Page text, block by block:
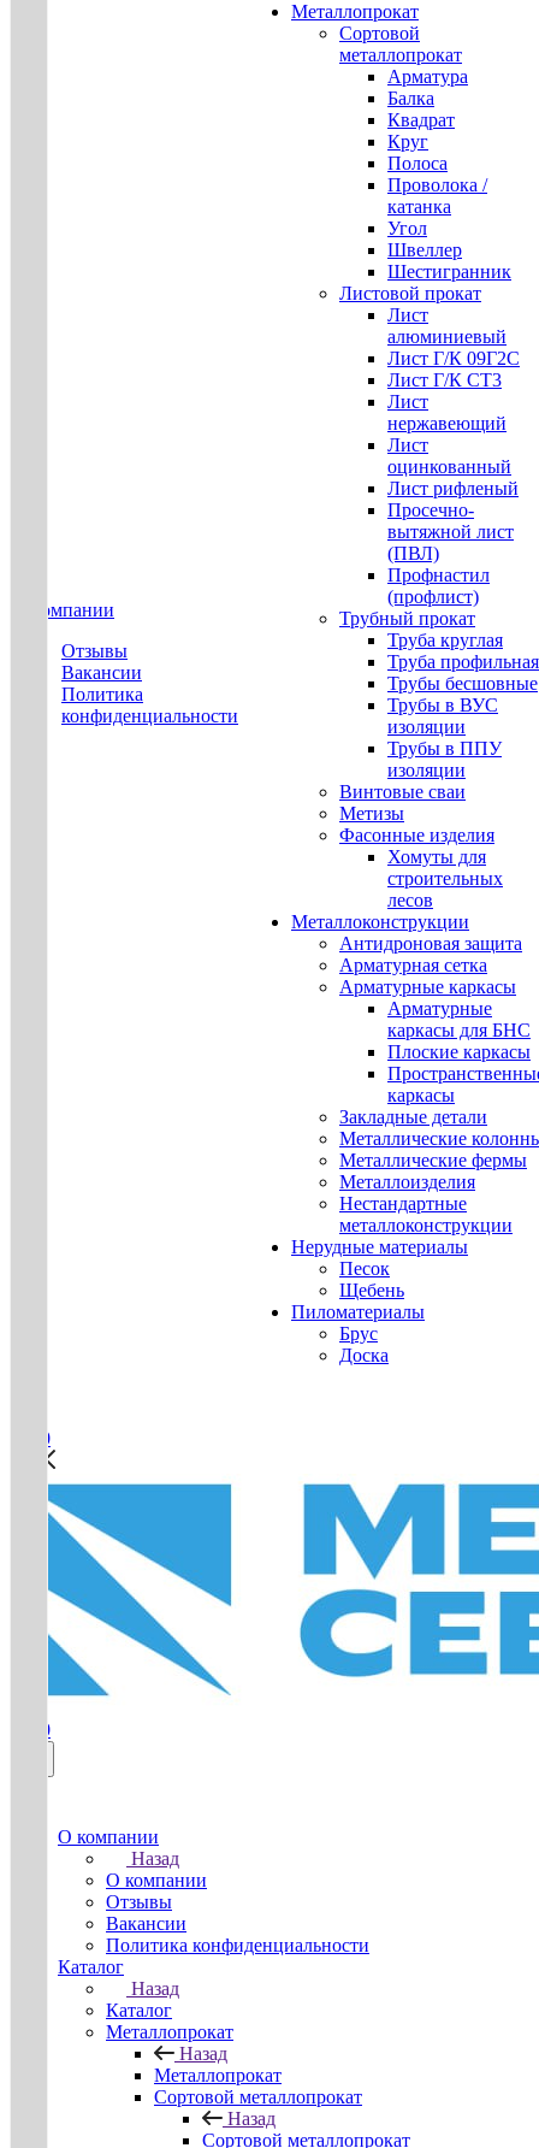
О компании
Отзывы
Вакансии
Политика
конфиденциальности
Металлопрокат
Сортовой
металлопрокат
Арматура
Балка
Квадрат
Круг
Полоса
Проволока /
катанка
Угол
Швеллер
Шестигранник
Листовой прокат
Лист
алюминиевый
Лист Г/К 09Г2С
Лист Г/К СТ3
Лист
нержавеющий
Лист
оцинкованный
Лист рифленый
Просечно-
вытяжной лист
(ПВЛ)
Профнастил
(профлист)
Трубный прокат
Труба круглая
Труба профильная
Трубы бесшовные
Трубы в ВУС
изоляции
Трубы в ППУ
изоляции
Винтовые сваи
Метизы
Фасонные изделия
Хомуты для
строительных
лесов
Металлоконструкции
Антидроновая защита
Арматурная сетка
Арматурные каркасы
Арматурные
каркасы для БНС
Плоские каркасы
каркасы
Закладные детали
Металлические
Металлические фермы
Металлоизделия
Нестандартные
металлоконструкции
Нерудные материалы
Песок
Щебень
Пиломатериалы
Брус
Доска
0
0
О компании
Назад
О компании
Отзывы
Вакансии
Политика конфиденциальности
Каталог
Назад
Каталог
Металлопрокат
Назад
Металлопрокат
Сортовой металлопрокат
Назад
Сортовой металлопрокат